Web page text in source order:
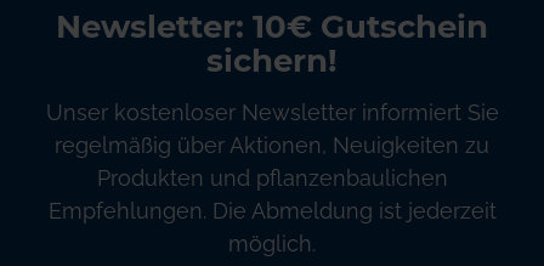
Newsletter: 10€ Gutschein
sichern!
Unser kostenloser Newsletter informiert Sie
regelmäßig über Aktionen, Neuigkeiten zu
Produkten und pflanzenbaulichen
Empfehlungen. Die Abmeldung ist jederzeit
möglich.